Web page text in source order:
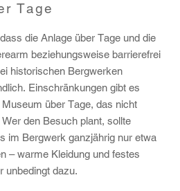
Tage
die Anlage über Tage und die
beziehungsweise barrierefrei
historischen Bergwerken
Einschränkungen gibt es
über Tage, das nicht
den Besuch plant, sollte
im Bergwerk ganzjährig nur etwa
– warme Kleidung und festes
unbedingt dazu.